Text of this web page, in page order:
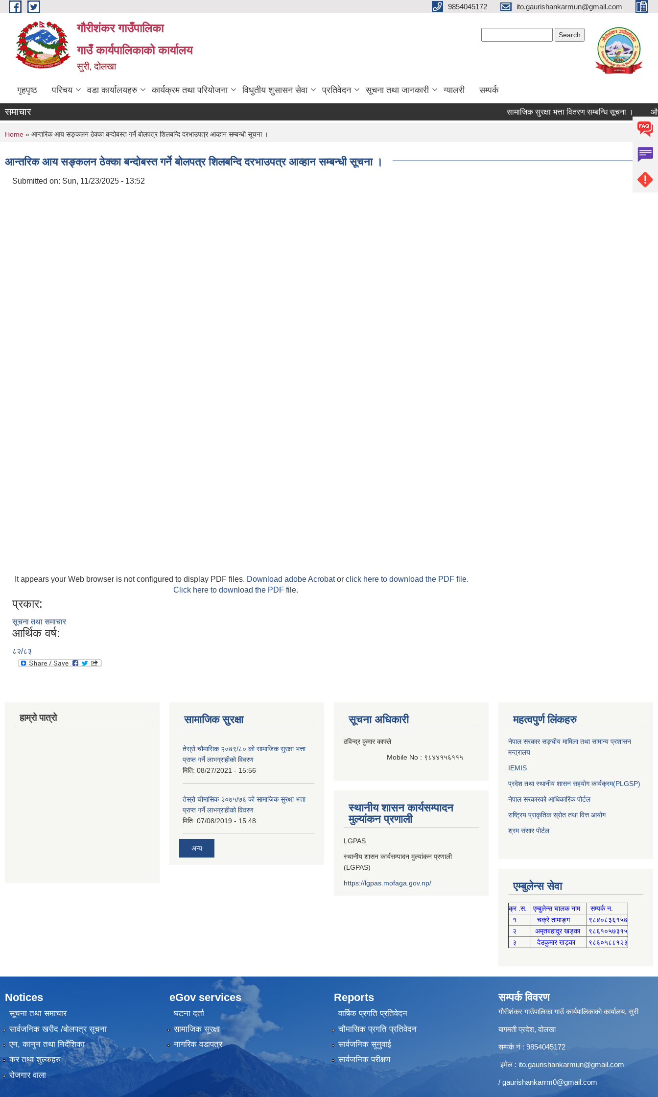
Skip to main content 9854045172 ito.gaurishankarmun@gmail.com
गौरीशंकर गाउँपालिका
गाउँ कार्यपालिकाको कार्यालय
सुरी, दोलखा
गृहपृष्ठ परिचय वडा कार्यालयहरु कार्यक्रम तथा परियोजना विधुतीय शुसासन सेवा प्रतिवेदन सूचना तथा जानकारी ग्यालरी सम्पर्क
समाचार सामाजिक सुरक्षा भत्ता वितरण सम्बन्धि सूचना । औषधि
You are here
Home » आन्तरिक आय सङ्कलन ठेक्का बन्दोबस्त गर्ने बोलपत्र शिलबन्दि दरभाउपत्र आव्हान सम्बन्धी सूचना ।
आन्तरिक आय सङ्कलन ठेक्का बन्दोबस्त गर्ने बोलपत्र शिलबन्दि दरभाउपत्र आव्हान सम्बन्धी सूचना ।
Submitted on: Sun, 11/23/2025 - 13:52
It appears your Web browser is not configured to display PDF files. Download adobe Acrobator click here to download the PDF file.
Click here to download the PDF file.
प्रकार:
सूचना तथा समाचार
आर्थिक वर्ष:
८२/८३
हाम्रो पात्रो सामाजिक सुरक्षा
तेस्रो चौमासिक २०७९/८० को सामाजिक सुरक्षा भत्ता
प्राप्त गर्ने लाभग्राहीको विवरण
मिति: 08/27/2021 - 15:56
तेस्रो चौमासिक २०७५/७६ को सामाजिक सुरक्षा भत्ता
प्राप्त गर्ने लाभग्राहीको विवरण
मिति: 07/08/2019 - 15:48
अन्य
सूचना अधिकारी
ठविन्द्र कुमार काफ्ले
Mobile No : ९८४४१५६११५
स्थानीय शासन कार्यसम्पादन
मुल्यांकन प्रणाली
LGPAS
स्थानीय शासन कार्यसम्पादन मुल्यांकन प्रणाली
(LGPAS)
https://lgpas.mofaga.gov.np/
महत्वपुर्ण लिंकहरु
नेपाल सरकार सङ्घीय मामिला तथा सामान्य प्रशासन
मन्त्रालय
IEMIS
प्रदेश तथा स्थानीय शासन सहयोग कार्यक्रम(PLGSP)
नेपाल सरकारको आधिकारिक पोर्टल
राष्ट्रिय प्राकृतिक स्रोत तथा वित्त आयोग
श्रम संसार पोर्टल
एम्बुलेन्स सेवा
क्र .स. एम्बुलेन्स चालक नाम
सम्पर्क न.
१
चक्रे तामाङ्ग
९८४०८३६१५७
२
अमृतबहादुर खड्का
९८६१०५७३१५
३
देउकुमार खड्का ९८६०५८८१२३
Notices
सूचना तथा समाचार
सार्वजनिक खरीद /बोलपत्र सूचना
एन, कानुन तथा निर्देशिका
कर तथा शुल्कहरु
रोजगार वाला
eGov services
घटना दर्ता
सामाजिक सुरक्षा
नागरिक वडापत्र
Reports
वार्षिक प्रगति प्रतिवेदन
चौमासिक प्रगति प्रतिवेदन
सार्वजनिक सुनुवाई
सार्वजनिक परीक्षण
सम्पर्क विवरण
गौरीशंकर गाउँपालिका गाउँ कार्यपालिकाको कार्यालय, सुरी
बागमती प्रदेश, दोलखा
सम्पर्क नं : 9854045172
इमेल : ito.gaurishankarmun@gmail.com
/ gaurishankarrm0@gmail.com